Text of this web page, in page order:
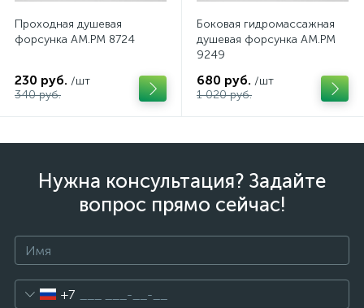
Проходная душевая
форсунка AM.PM 8724
230 руб. /шт
340 руб.
Боковая гидромассажная
душевая форсунка AM.PM
9249
680 руб. /шт
1 020 руб.
Нужна консультация? Задайте
вопрос прямо сейчас!
+7